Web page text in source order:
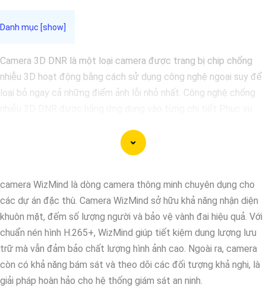
Camera 3D DNR là một loại camera được trang bị chip chống
nhiễu 3D hoạt động bằng cách sử dụng công nghệ ngoại suy để
loại bỏ ngay cả những điểm ảnh lỗi nhỏ nhất. Công nghệ chống
Với tính năng chống nhiễu 3D DNR camera sẽ giúp bạn quan sát
sáng yếu hoặc độ nhiễu cao. Với Những Trang bị cao cấp làm
cho việc giám sát, quan sát trở nên dễ dàng và chính xác hơn.
camera WizMind là dòng camera thông minh chuyên dụng cho
các dự án đặc thù. Camera WizMind sở hữu khả năng nhận diện
khuôn mặt, đếm số lượng người và bảo vệ vành đai hiệu quả. Với
chuẩn nén hình H.265+, WizMind giúp tiết kiệm dung lượng lưu
trữ mà vẫn đảm bảo chất lượng hình ảnh cao. Ngoài ra, camera
còn có khả năng bám sát và theo dõi các đối tượng khả nghi, là
giải pháp hoàn hảo cho hệ thống giám sát an ninh.